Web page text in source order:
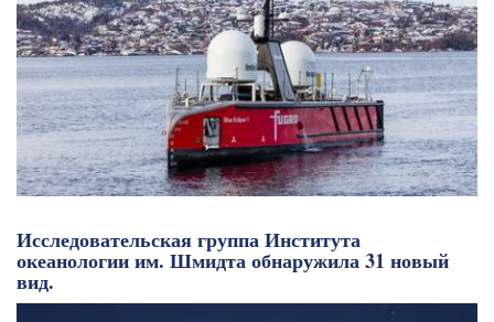
Исследовательская группа Института
океанологии им. Шмидта обнаружила 31 новый
вид.